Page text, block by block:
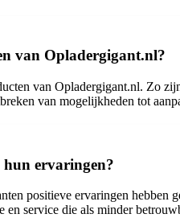
van Opladergigant.nl?
van Opladergigant.nl. Zo
van mogelijkheden tot
ervaringen?
positieve ervaringen hebben
en service die als minder